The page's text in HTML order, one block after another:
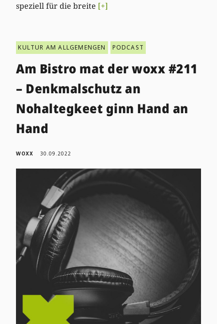
speziell für die breite [+]
KULTUR AM ALLGEMENGEN PODCAST
Am Bistro mat der woxx #211
– Denkmalschutz an
Nohaltegkeet ginn Hand an
Hand
WOXX 30.09.2022